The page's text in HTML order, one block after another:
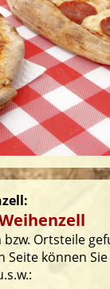
Ortsteile
können